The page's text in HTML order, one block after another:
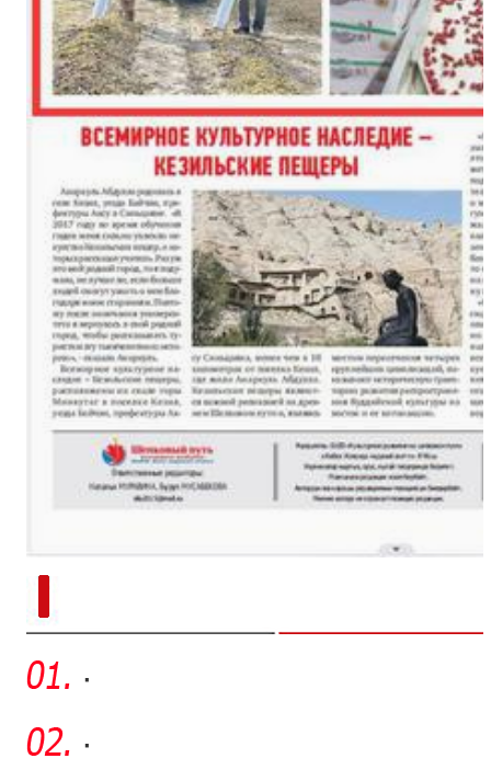
·
·